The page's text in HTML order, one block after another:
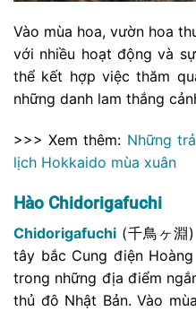
Vào mùa hoa, vườn hoa
với nhiều hoạt động và
thể kết hợp việc thăm
những danh lam thắng
>>> Xem thêm: Những
lịch Hokkaido mùa xuân
Hào Chidorigafuchi
Chidorigafuchi (千鳥ヶ淵
tây bắc Cung điện
trong những địa điểm
thủ đô Nhật Bản. Vào